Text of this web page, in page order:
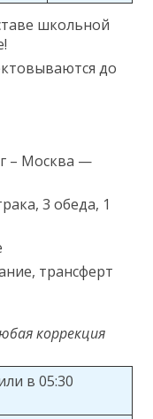
школьной
до
– Москва —
3 обеда, 1
трансферт
коррекция
в 05:30